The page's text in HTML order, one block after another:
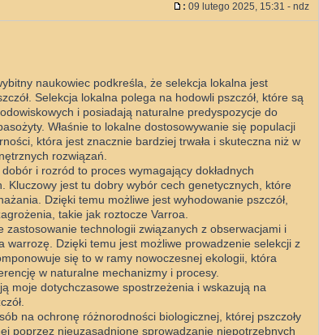
: 09 lutego 2025, 15:31 - ndz
naukowiec podkreśla, że selekcja lokalna jest
Selekcja lokalna polega na hodowli pszczół, które są
i posiadają naturalne predyspozycje do
Właśnie to lokalne dostosowywanie się populacji
która jest znacznie bardziej trwała i skuteczna niż w
rozwiązań.
i rozród to proces wymagający dokładnych
Kluczowy jest tu dobry wybór cech genetycznych, które
Dzięki temu możliwe jest wyhodowanie pszczół,
takie jak roztocze Varroa.
technologii związanych z obserwacjami i
warrozę. Dzięki temu jest możliwe prowadzenie selekcji z
się to w ramy nowoczesnej ekologii, która
w naturalne mechanizmy i procesy.
moje dotychczasowe spostrzeżenia i wskazują na
na ochronę różnorodności biologicznej, której pszczoły
poprzez nieuzasadnione sprowadzanie niepotrzebnych